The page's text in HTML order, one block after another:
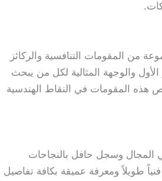
من المقومات التنافسية والركائز
الأول والوجهة المثالية لكل من يبحث
هذه المقومات في النقاط الهندسية
المجال وسجل حافل بالنجاحات
طويلاً ومعرفة عميقة بكافة تفاصيل